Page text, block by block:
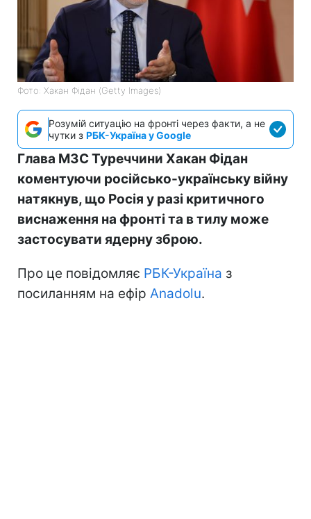
Фото: Хакан Фідан (Getty Images)
Розумій ситуацію на фронті через факти, а не
чутки з РБК-Україна у Google
Глава МЗС Туреччини Хакан Фідан
коментуючи російсько-українську війну
натякнув, що Росія у разі критичного
виснаження на фронті та в тилу може
застосувати ядерну зброю.
Про це повідомляє РБК-Україна з
посиланням на ефір Anadolu.